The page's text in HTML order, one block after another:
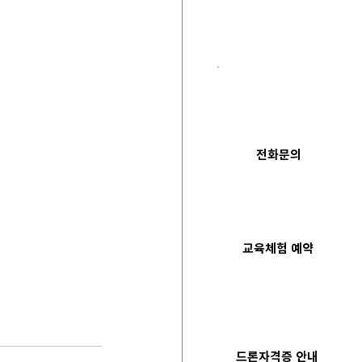
전화문의
​교육체험 예약
드론자격증 안내